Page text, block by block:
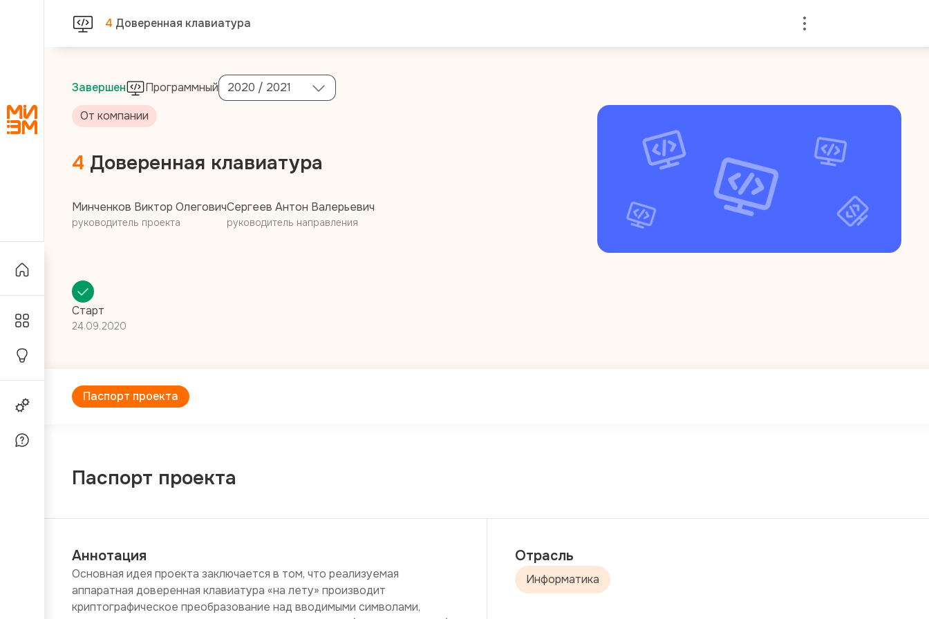
4 Доверенная клавиатура
Завершен Программный
2020 / 2021
От компании
4 Доверенная клавиатура
Минченков Виктор Олегович
руководитель проекта
Сергеев Антон Валерьевич
руководитель направления
Старт
24.09.2020
Паспорт проекта
Паспорт проекта
Аннотация
Основная идея проекта заключается в том, что реализуемая
аппаратная доверенная клавиатура «на лету» производит
криптографическое преобразование над вводимыми символами,
Отрасль
Информатика